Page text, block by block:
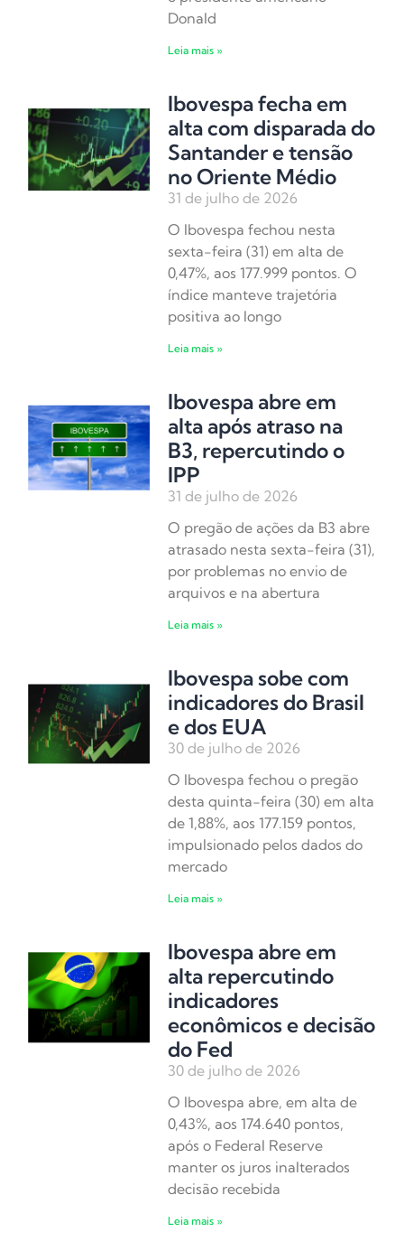
Donald
Leia mais »
Ibovespa fecha em
alta com disparada do
Santander e tensão
no Oriente Médio
31 de julho de 2026
O Ibovespa fechou nesta
sexta-feira (31) em alta de
0,47%, aos 177.999 pontos. O
índice manteve trajetória
positiva ao longo
Leia mais »
Ibovespa abre em
alta após atraso na
B3, repercutindo o
IPP
31 de julho de 2026
O pregão de ações da B3 abre
atrasado nesta sexta-feira (31),
por problemas no envio de
arquivos e na abertura
Leia mais »
Ibovespa sobe com
indicadores do Brasil
e dos EUA
30 de julho de 2026
O Ibovespa fechou o pregão
desta quinta-feira (30) em alta
de 1,88%, aos 177.159 pontos,
impulsionado pelos dados do
mercado
Leia mais »
Ibovespa abre em
alta repercutindo
indicadores
econômicos e decisão
do Fed
30 de julho de 2026
O Ibovespa abre, em alta de
0,43%, aos 174.640 pontos,
após o Federal Reserve
manter os juros inalterados
decisão recebida
Leia mais »